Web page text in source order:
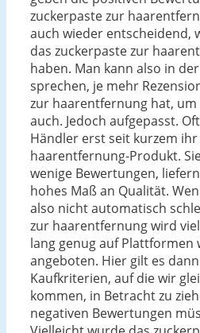
zuckerpaste zur
auch wieder entscheidend,
das zuckerpaste zur
haben. Man kann also in
sprechen, je mehr
zur haarentfernung hat, um
auch. Jedoch aufgepasst.
Händler erst seit kurzem
haarentfernung-Produkt.
wenige Bewertungen,
hohes Maß an Qualität.
also nicht automatisch
zur haarentfernung wird
lang genug auf Plattformen
angeboten. Hier gilt es
Kaufkriterien, auf die wir
kommen, in Betracht zu
negativen Bewertungen